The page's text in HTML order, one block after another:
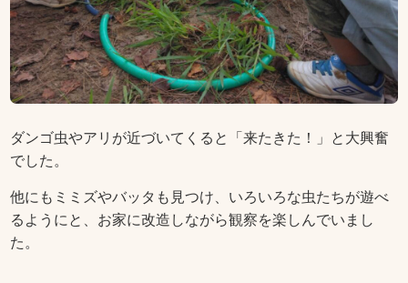
ダンゴ虫やアリが近づいてくると「来たきた！」と大興奮
でした。
他にもミミズやバッタも見つけ、いろいろな虫たちが遊べ
るようにと、お家に改造しながら観察を楽しんでいまし
た。